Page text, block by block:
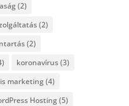
(2)
(2)
(2)
koronavírus(3)
marketing(4)
Hosting(5)